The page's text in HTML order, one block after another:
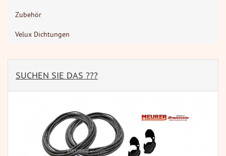
Zubehör
Velux Dichtungen
SUCHEN SIE DAS ???